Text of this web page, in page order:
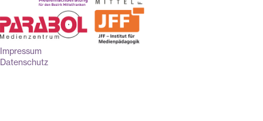
Impressum
Datenschutz